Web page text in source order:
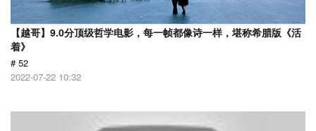
【越哥】9.0分顶级哲学电影，每一帧都像诗一样，堪称希腊版《活
着》
# 52
2022-07-22 10:32